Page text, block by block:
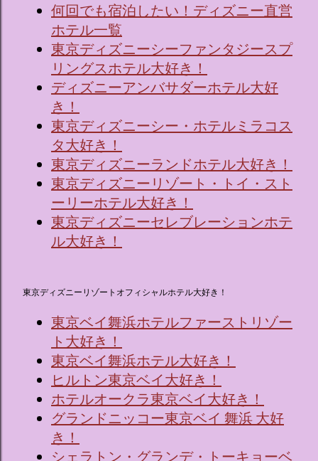
何回でも宿泊したい！ディズニー直営
ホテル一覧
東京ディズニーシーファンタジースプ
リングスホテル大好き！
ディズニーアンバサダーホテル大好
き！
東京ディズニーシー・ホテルミラコス
タ大好き！
東京ディズニーランドホテル大好き！
東京ディズニーリゾート・トイ・スト
ーリーホテル大好き！
東京ディズニーセレブレーションホテ
ル大好き！
東京ディズニーリゾートオフィシャルホテル大好き！
東京ベイ舞浜ホテルファーストリゾー
ト大好き！
東京ベイ舞浜ホテル大好き！
ヒルトン東京ベイ大好き！
ホテルオークラ東京ベイ大好き！
グランドニッコー東京ベイ 舞浜 大好
き！
シェラトン・グランデ・トーキョーベ